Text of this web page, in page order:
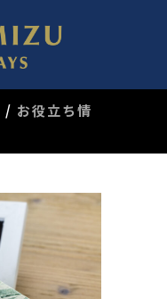
/ お役立ち情